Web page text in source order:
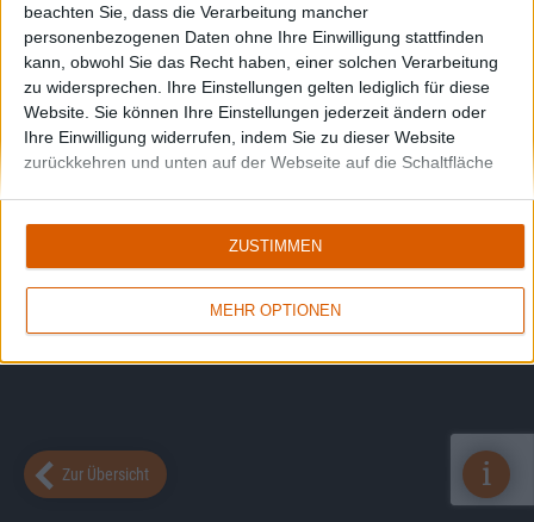
beachten Sie, dass die Verarbeitung mancher
personenbezogenen Daten ohne Ihre Einwilligung stattfinden
kann, obwohl Sie das Recht haben, einer solchen Verarbeitung
zu widersprechen. Ihre Einstellungen gelten lediglich für diese
Website. Sie können Ihre Einstellungen jederzeit ändern oder
Ihre Einwilligung widerrufen, indem Sie zu dieser Website
zurückkehren und unten auf der Webseite auf die Schaltfläche
MEHR OPTIONEN
ZUSTIMMEN
Zur Übersicht i